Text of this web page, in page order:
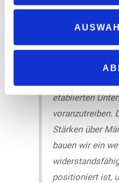
Bart Hulsman,
„Dies ist ein
etablierten
voranzutreiben.
Stärken über
bauen wir ein
positioniert ist,